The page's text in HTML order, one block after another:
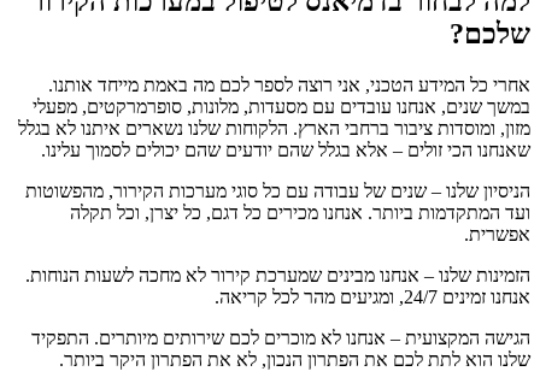
שלכם?
אחרי כל המידע הטכני, אני רוצה לספר לכם מה באמת מייחד אותנו.
במשך שנים, אנחנו עובדים עם מסעדות, מלונות, סופרמרקטים, מפעלי
מזון, ומוסדות ציבור ברחבי הארץ. הלקוחות שלנו נשארים איתנו לא בגלל
שאנחנו הכי זולים – אלא בגלל שהם יודעים שהם יכולים לסמוך עלינו.
הניסיון שלנו – שנים של עבודה עם כל סוגי מערכות הקירור, מהפשוטות
ועד המתקדמות ביותר. אנחנו מכירים כל דגם, כל יצרן, וכל תקלה
אפשרית.
הזמינות שלנו – אנחנו מבינים שמערכת קירור לא מחכה לשעות הנוחות.
אנחנו זמינים 24/7, ומגיעים מהר לכל קריאה.
הגישה המקצועית – אנחנו לא מוכרים לכם שירותים מיותרים. התפקיד
שלנו הוא לתת לכם את הפתרון הנכון, לא את הפתרון היקר ביותר.